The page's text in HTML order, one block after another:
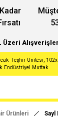
Üzeri
Ürünleri Sayl